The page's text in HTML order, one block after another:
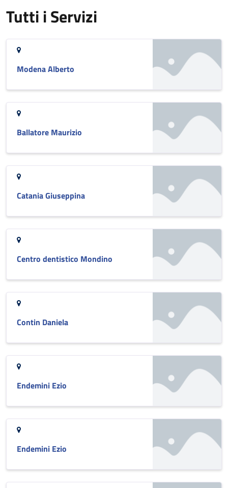
Tutti i Servizi
Modena Alberto
Ballatore Maurizio
Catania Giuseppina
Centro dentistico Mondino
Contin Daniela
Endemini Ezio
Endemini Ezio